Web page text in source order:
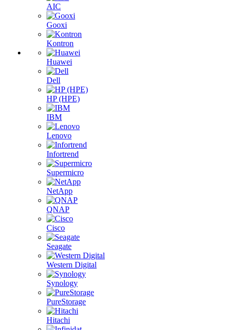
AIC
Gooxi
Kontron
Huawei
Dell
HP (HPE)
IBM
Lenovo
Infortrend
Supermicro
NetApp
QNAP
Cisco
Seagate
Western Digital
Synology
PureStorage
Hitachi